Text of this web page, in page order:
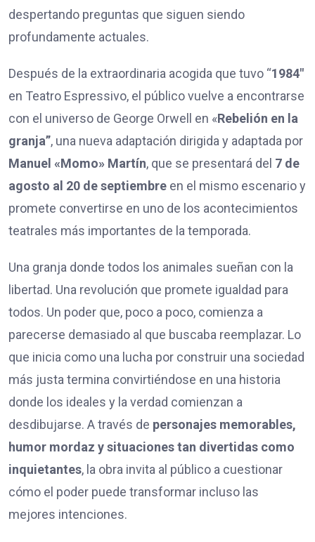
despertando preguntas que siguen siendo
profundamente actuales.
Después de la extraordinaria acogida que tuvo “1984″
en Teatro Espressivo, el público vuelve a encontrarse
con el universo de George Orwell en «Rebelión en la
granja”, una nueva adaptación dirigida y adaptada por
Manuel «Momo» Martín, que se presentará del 7 de
agosto al 20 de septiembre en el mismo escenario y
promete convertirse en uno de los acontecimientos
teatrales más importantes de la temporada.
Una granja donde todos los animales sueñan con la
libertad. Una revolución que promete igualdad para
todos. Un poder que, poco a poco, comienza a
parecerse demasiado al que buscaba reemplazar. Lo
que inicia como una lucha por construir una sociedad
más justa termina convirtiéndose en una historia
donde los ideales y la verdad comienzan a
desdibujarse. A través de personajes memorables,
humor mordaz y situaciones tan divertidas como
inquietantes, la obra invita al público a cuestionar
cómo el poder puede transformar incluso las
mejores intenciones.